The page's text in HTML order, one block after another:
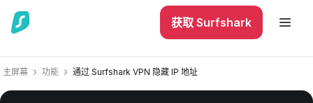
获取 Surfshark
主屏幕 功能 通过 Surfshark VPN 隐藏 IP 地址